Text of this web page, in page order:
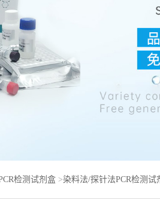
检测试剂盒 >染料法/探针法PCR检测试